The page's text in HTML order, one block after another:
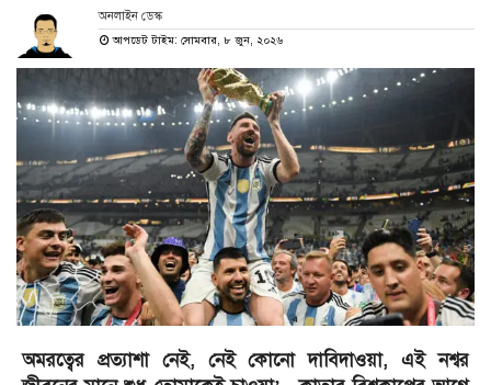
অনলাইন ডেস্ক
আপডেট টাইম: সোমবার, ৮ জুন, ২০২৬
অমরত্বের প্রত্যাশা নেই, নেই কোনো দাবিদাওয়া, এই নশ্বর